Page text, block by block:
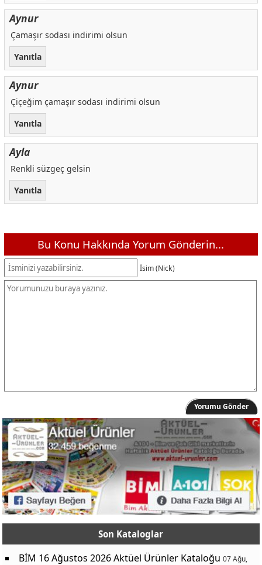
Aynur
Çamaşır sodası indirimi olsun
Yanıtla
Aynur
Çiçeğim çamaşır sodası indirimi olsun
Yanıtla
Ayla
Renkli süzgeç gelsin
Yanıtla
Bu Konu Hakkında Yorum Gönderin...
İsim (Nick)
Yorumu Gönder
Son Kataloglar
BİM 16 Ağustos 2026 Aktüel Ürünler Kataloğu 07 Ağu,